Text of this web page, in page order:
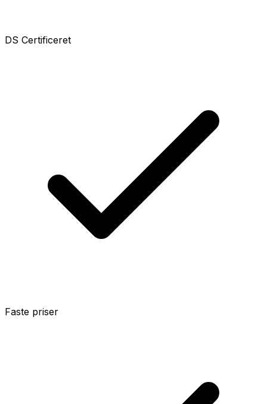
DS Certificeret
Faste priser